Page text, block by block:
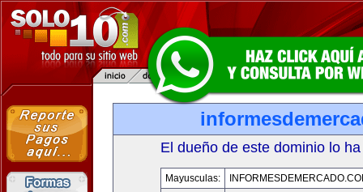
El dueño de este dominio lo
Mayusculas: